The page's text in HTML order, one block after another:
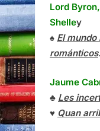
Lord
Shelley
♠ El
románticos.
Jaume
♣ Les
♥ Quan